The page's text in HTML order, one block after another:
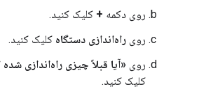
روی دکمه + کلیک کنید.
روی راه‌اندازی دستگاه کلیک کنید.
روی «آیا قبلاً چیزی راه‌اندازی
کلیک کنید.